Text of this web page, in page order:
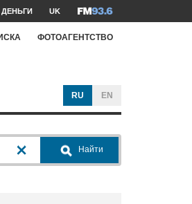
ДЕНЬГИ UK
ФОТОАГЕНТСТВО
RU EN
Найти